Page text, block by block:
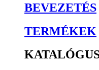
BEVEZETÉS
TERMÉKEK